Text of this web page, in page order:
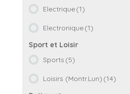
Electrique(1)
Electronique(1)
Sports (5)
Loisirs (Montr.Lun) (14)